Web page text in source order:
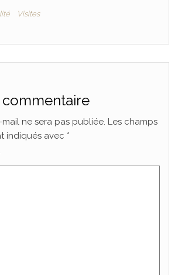
Visites
commentaire
ne sera pas publiée. Les champs
indiqués avec *